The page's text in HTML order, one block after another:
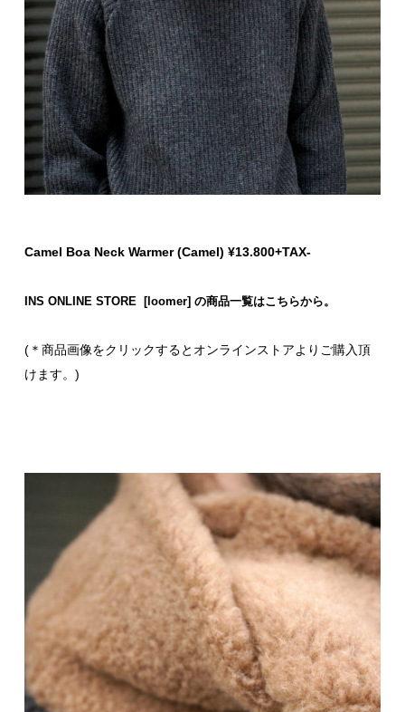
Camel Boa Neck Warmer (Camel) ¥13.800+TAX-
INS ONLINE STORE [loomer] の商品一覧はこちらから。
(＊商品画像をクリックするとオンラインストアよりご購入頂
けます。)